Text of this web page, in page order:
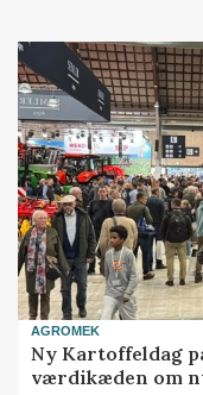
AGROMEK
Ny Kartoffeldag
værdikæden om